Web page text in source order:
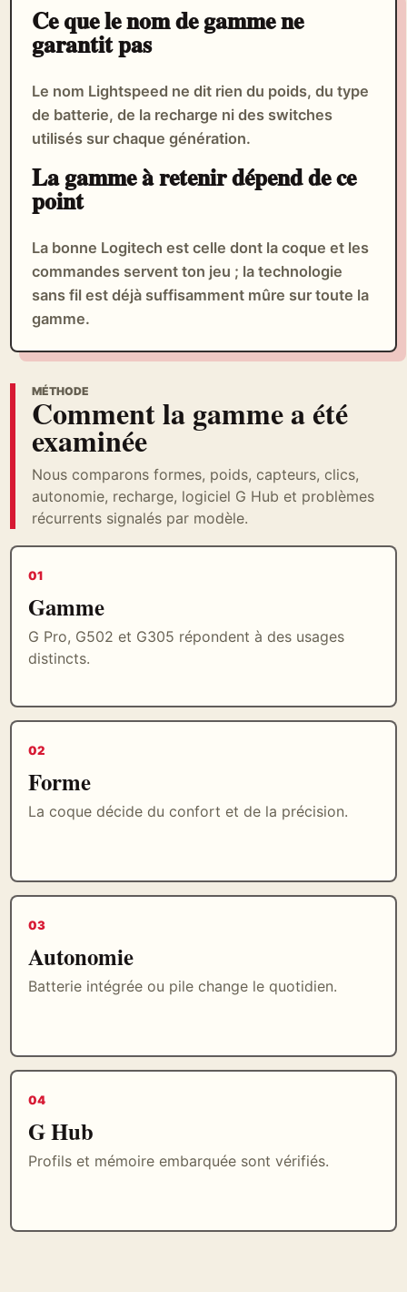
Ce que le nom de gamme ne
garantit pas
Le nom Lightspeed ne dit rien du poids, du type
de batterie, de la recharge ni des switches
utilisés sur chaque génération.
La gamme à retenir dépend de ce
point
La bonne Logitech est celle dont la coque et les
commandes servent ton jeu ; la technologie
sans fil est déjà suffisamment mûre sur toute la
gamme.
MÉTHODE
Comment la gamme a été
examinée
Nous comparons formes, poids, capteurs, clics,
autonomie, recharge, logiciel G Hub et problèmes
récurrents signalés par modèle.
01
Gamme
G Pro, G502 et G305 répondent à des usages
distincts.
02
Forme
La coque décide du confort et de la précision.
03
Autonomie
Batterie intégrée ou pile change le quotidien.
04
G Hub
Profils et mémoire embarquée sont vérifiés.